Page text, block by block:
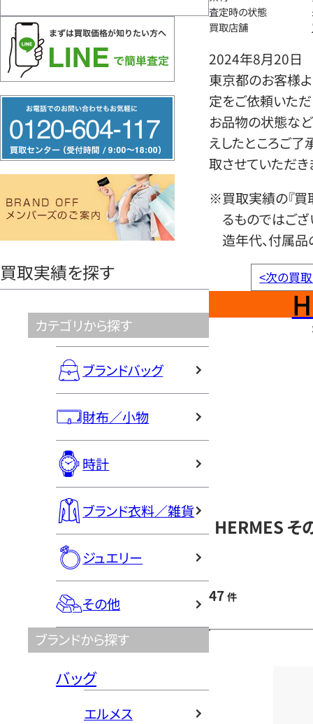
リ
ー
ヤ
買取実績を探す
カテゴリから探す
ブランドバッグ
財布／小物
時計
ブランド衣料／雑貨
ジュエリー
その他
ブランドから探す
バッグ
エルメス
査定時の状態
買取店舗
2024年8月20日
東京都のお客様
定をご依頼いただ
お品物の状態など
えしたところご
取させていただき
※買取実績の『買
るものではござ
造年代、付属品
<次の買
HERMES そ
47 件